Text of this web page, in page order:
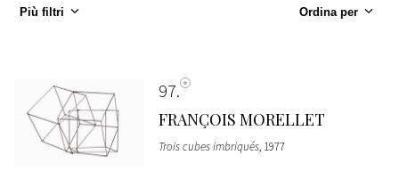
Più filtri Ordina per
97
FRANÇOIS MORELLET
Trois cubes imbriqués, 1977